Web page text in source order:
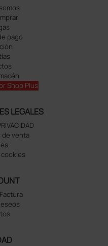
pago
Shop Plus
LEGALES
de venta